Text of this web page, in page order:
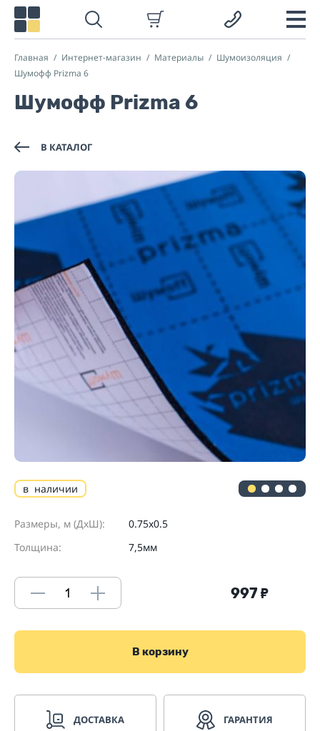
Главная Интернет-магазин Материалы
Шумоизоляция
Шумофф Prizma 6
Шумофф Prizma 6
В КАТАЛОГ
в наличии
Размеры, м (ДхШ):
0.75x0.5
Толщина:
7,5мм
997 ₽
В корзину
ДОСТАВКА ГАРАНТИЯ